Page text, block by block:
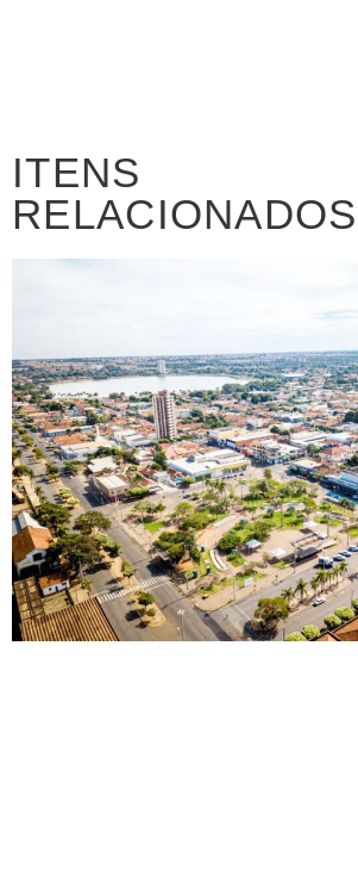
ITENS
RELACIONADOS